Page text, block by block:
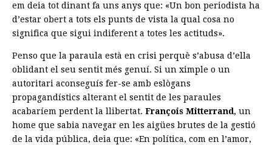
em deia tot dinant fa uns anys que: «Un bon periodista ha
d’estar obert a tots els punts de vista la qual cosa no
significa que sigui indiferent a totes les actituds».
Penso que la paraula està en crisi perquè s’abusa d’ella
oblidant el seu sentit més genuí. Si un ximple o un
autoritari aconseguís fer-se amb eslògans
propagandístics alterant el sentit de les paraules
acabaríem perdent la llibertat. François Mitterrand, un
home que sabia navegar en les aigües brutes de la gestió
de la vida pública, deia que: «En política, com en l’amor,